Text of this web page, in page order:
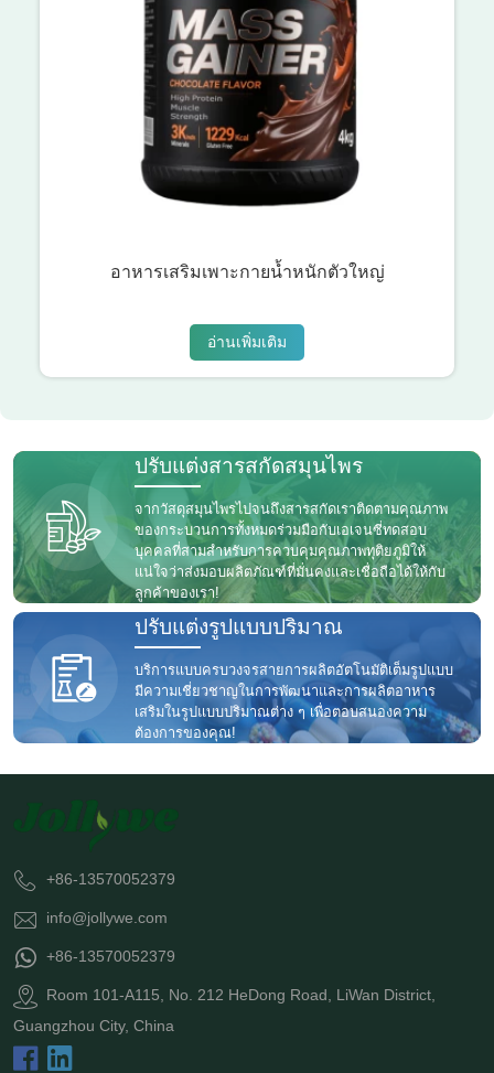
อาหารเสริมเพาะกายน้ำหนักตัวใหญ่
อ่านเพิ่มเติม
ปรับแต่งสารสกัดสมุนไพร
จากวัสดุสมุนไพรไปจนถึงสารสกัดเราติดตามคุณภาพ
ของกระบวนการทั้งหมดร่วมมือกับเอเจนซี่ทดสอบ
บุคคลที่สามสำหรับการควบคุมคุณภาพทุติยภูมิให้
แน่ใจว่าส่งมอบผลิตภัณฑ์ที่มั่นคงและเชื่อถือได้ให้กับ
ลูกค้าของเรา!
ปรับแต่งรูปแบบปริมาณ
บริการแบบครบวงจรสายการผลิตอัตโนมัติเต็มรูปแบบ
มีความเชี่ยวชาญในการพัฒนาและการผลิตอาหาร
เสริมในรูปแบบปริมาณต่าง ๆ เพื่อตอบสนองความ
ต้องการของคุณ!
+86-13570052379
info@jollywe.com
+86-13570052379
Room 101-A115, No. 212 HeDong Road, LiWan District,
Guangzhou City, China